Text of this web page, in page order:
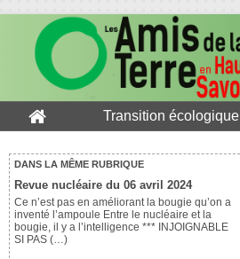
Transition écologique
DANS LA MÊME RUBRIQUE
Revue nucléaire du 06 avril 2024
Ce n’est pas en améliorant la bougie qu’on a
inventé l’ampoule Entre le nucléaire et la
bougie, il y a l’intelligence *** INJOIGNABLE
SI PAS (…)